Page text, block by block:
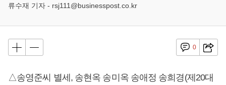
류수재 기자 - rsj111@businesspost.co.kr
0
△송영준씨 별세, 송현옥 송미옥 송애정 송희경(제20대